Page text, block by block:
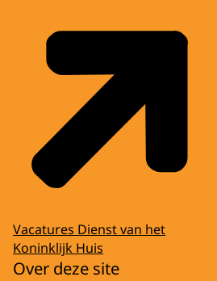
Vacatures Dienst van het
Koninklijk Huis
Over deze site